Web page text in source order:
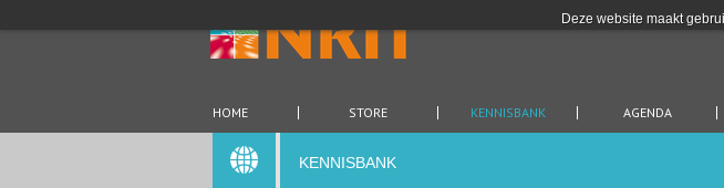
Deze website maakt
HOME STORE KENNISBANK AGENDA
KENNISBANK